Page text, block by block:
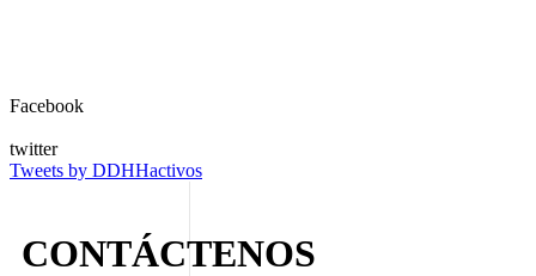
Facebook
twitter
Tweets by DDHHactivos
CONTÁCTENOS